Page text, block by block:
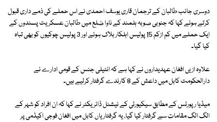
دوسری جانب طالبان کے ترجمان قاری یوسف احمدی نے اس حملے کی ذمے داری قبول
کرتے ہوئے کہا کہ جنوبی صوبہ ہلمند کے ناوا ضلع میں طالبان عسکریت پسندوں کے
ایک حملے میں کم ازکم 15 پولیس اہلکار ہلاک ہوئے اور 3 پولیس چوکیوں کو بھی تباہ
کیا گیا۔
علاوہ ازیں افغان عہدیداروں نے کہا ہے کہ انٹیلی جنس کے قومی ادارے نے
دارالحکومت کابل میں داعش کے 8 کارندے گرفتار کرلیے ہیں۔
میڈیا رپورٹس کے مطابق سیکیورٹی کے نیشنل ڈائریکٹر نے کہا کہ ان افراد کو شہر کے
الگ الگ مقامات سے گرفتار کیا گیا، یہ گرفتاریاں کابل میں افغان فوجی اکیڈمی پر